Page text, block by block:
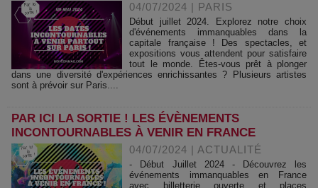
04/07/2024 | PARIS
Début juillet 2024. Explorez notre choix
d'événements immanquables dans la
capitale française ! Des spectacles, et
expositions vous attendent pour satisfaire
tout le monde. Êtes-vous prêt à plonger
dans une diversité d'expériences enrichissantes ? Plusieurs artistes
sont à prévoir sur Paris....
PAR ICI LA SORTIE ! LES ÉVÈNEMENTS
INCONTOURNABLES À VENIR EN FRANCE
04/07/2024 | ACTUALITÉ
- Début Juillet 2024 - Découvrez les
événements immanquables en France
avec billetterie ouverte et places